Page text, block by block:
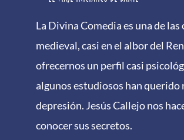
La Divina Comedia es una de
medieval, casi en el albor del
ofrecernos un perfil casi
algunos estudiosos han querido
depresión. Jesús Callejo nos
conocer sus secretos.